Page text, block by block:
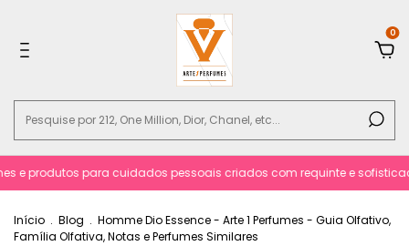
0
e produtos para cuidados pessoais criados com requinte e
Início . Blog . Homme Dio Essence - Arte 1 Perfumes - Guia Olfativo,
Família Olfativa, Notas e Perfumes Similares